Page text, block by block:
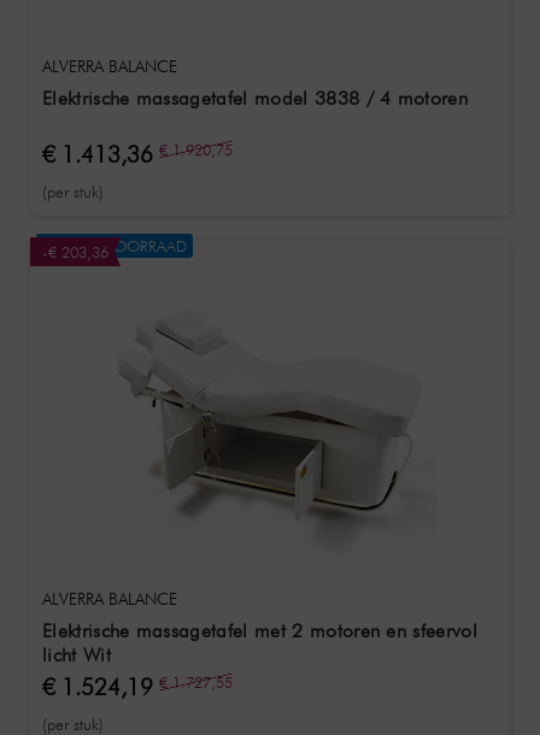
ALVERRA BALANCE
Elektrische massagetafel model 3838 / 4 motoren
€ 1.413,36 € 1.920,75
(per stuk)
-€ 203,36
NIET OP VOORRAAD
ALVERRA BALANCE
Elektrische massagetafel met 2 motoren en sfeervol
licht Wit
€ 1.524,19 € 1.727,55
(per stuk)